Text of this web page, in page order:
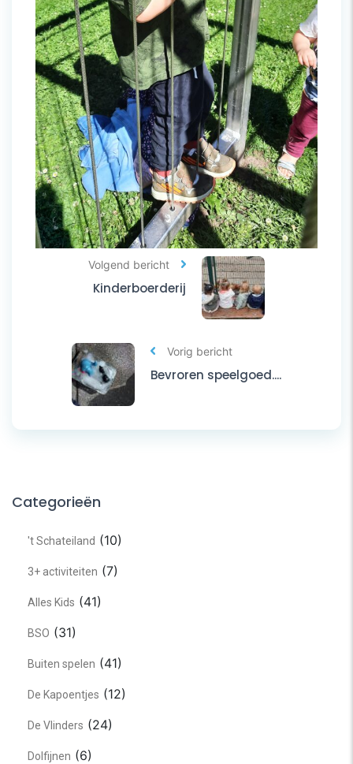
Vorig bericht
Bevroren speelgoed....
Volgend bericht
Kinderboerderij
Categorieën
't Schateiland (10)
3+ activiteiten (7)
Alles Kids (41)
BSO (31)
Buiten spelen (41)
De Kapoentjes (12)
De Vlinders (24)
Dolfijnen (6)